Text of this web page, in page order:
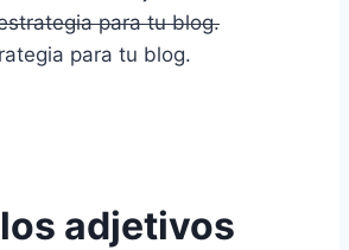
para tu blog.
para tu blog.
adjetivos